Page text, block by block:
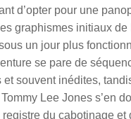
d’opter pour une
graphismes initiaux de
un jour plus
se pare de
et souvent inédites,
Lee Jones s’en
du cabotinage et